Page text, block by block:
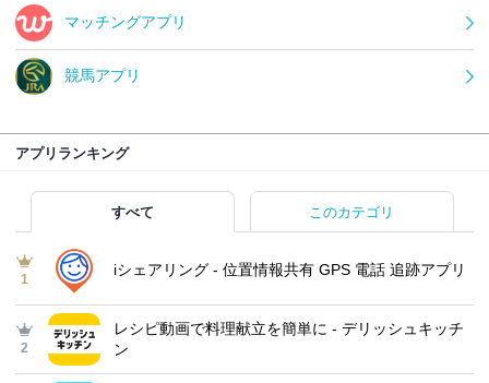
マッチングアプリ
競馬アプリ
アプリランキング
すべて このカテゴリ
1
iシェアリング - 位置情報共有 GPS 電話 追跡アプリ
2
レシピ動画で料理献立を簡単‪に - デリッシュキッチ
ン